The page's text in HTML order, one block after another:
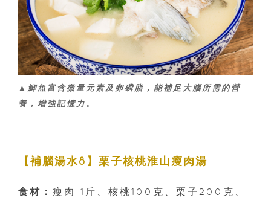
▲鯽魚富含微量元素及卵磷脂，能補足大腦所需的營
養，增強記憶力。
【補腦湯水8】栗子核桃淮山瘦肉湯
食材： 瘦肉 1斤、核桃100克、栗子200克、